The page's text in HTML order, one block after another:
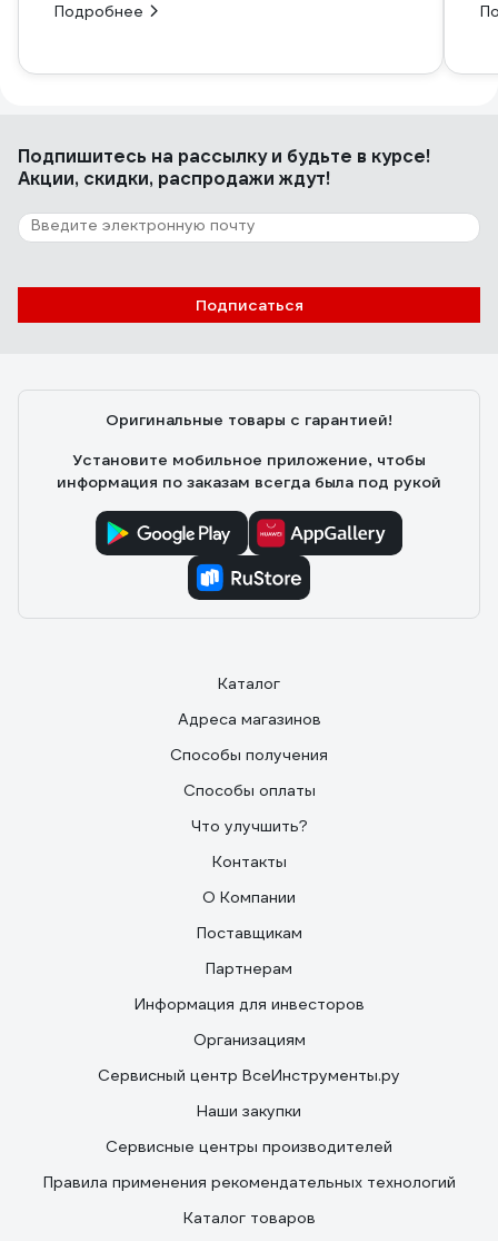
Подробнее
Подпишитесь на рассылкуи будьте в курсе!
Акции, скидки, распродажи ждут!
Подписаться
Оригинальные товары с гарантией!
Установите мобильное приложение, чтобы
информация по заказам всегда была под рукой
Каталог
Адреса магазинов
Способы получения
Способы оплаты
Что улучшить?
Контакты
О Компании
Поставщикам
Партнерам
Информация для инвесторов
Организациям
Сервисный центр ВсеИнструменты.ру
Наши закупки
Сервисные центры производителей
Правила применения рекомендательных технологий
Каталог товаров